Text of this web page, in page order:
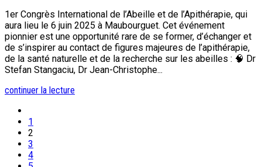
1er Congrès International de l’Abeille et de l’Apithérapie, qui
aura lieu le 6 juin 2025 à Maubourguet. Cet événement
pionnier est une opportunité rare de se former, d’échanger et
de s’inspirer au contact de figures majeures de l’apithérapie,
de la santé naturelle et de la recherche sur les abeilles : 🧠 Dr
Stefan Stangaciu, Dr Jean-Christophe...
continuer la lecture
1
2
3
4